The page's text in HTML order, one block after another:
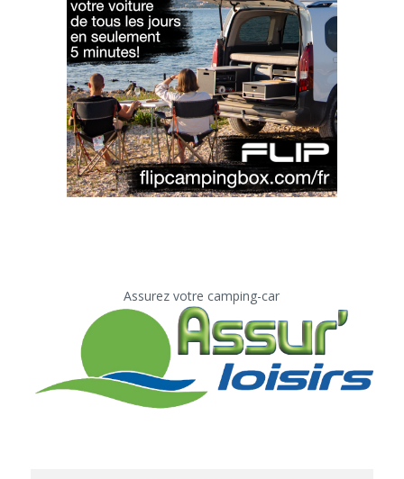
Assurez votre camping-car